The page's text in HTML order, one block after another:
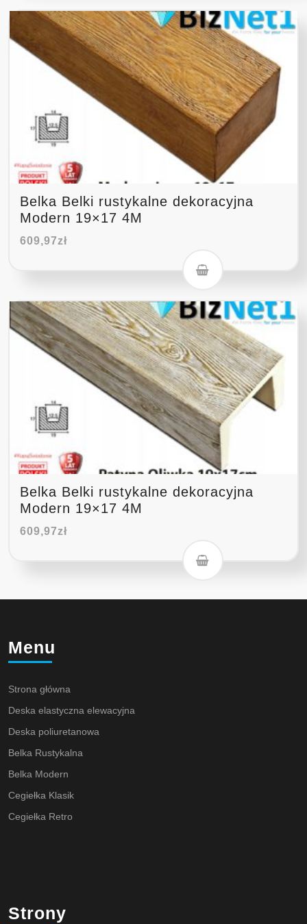
Belka Belki rustykalne dekoracyjna
Modern 19×17 4M
609,97zł
Belka Belki rustykalne dekoracyjna
Modern 19×17 4M
609,97zł
Menu
Strona główna
Deska elastyczna elewacyjna
Deska poliuretanowa
Belka Rustykalna
Belka Modern
Cegiełka Klasik
Cegiełka Retro
Strony